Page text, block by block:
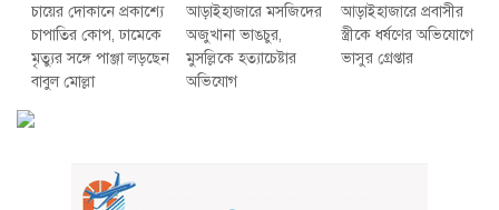
চায়ের দোকানে প্রকাশ্যে
চাপাতির কোপ, ঢামেকে
মৃত্যুর সঙ্গে পাঞ্জা লড়ছেন
বাবুল মোল্লা
আড়াইহাজারে মস‌জি‌দের
অজুখানা ভাঙচুর,
মুসল্লিকে হত্যাচেষ্টার
অভিযোগ
আড়াইহাজারে প্রবাসীর
স্ত্রীকে ধর্ষণের অভিযোগে
ভাসুর গ্রেপ্তার